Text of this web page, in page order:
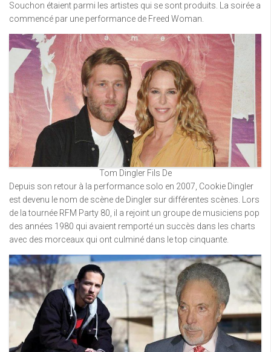
Souchon étaient parmi les artistes qui se sont produits. La soirée a
commencé par une performance de Freed Woman.
Tom Dingler Fils De
Depuis son retour à la performance solo en 2007, Cookie Dingler
est devenu le nom de scène de Dingler sur différentes scènes. Lors
de la tournée RFM Party 80, il a rejoint un groupe de musiciens pop
des années 1980 qui avaient remporté un succès dans les charts
avec des morceaux qui ont culminé dans le top cinquante.